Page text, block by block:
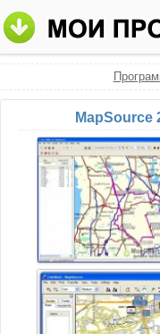
MapSource